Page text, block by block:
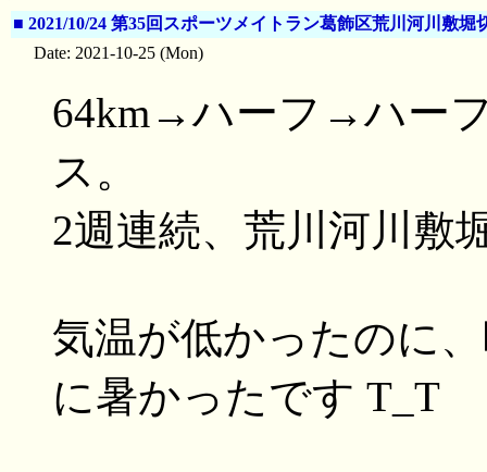
■ 2021/10/24 第35回スポーツメイトラン葛飾区荒川河川敷堀
Date: 2021-10-25 (Mon)
64km→ハーフ→ハー
ス。
2週連続、荒川河川敷
気温が低かったのに
に暑かったです T_T